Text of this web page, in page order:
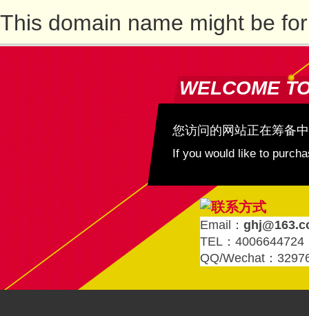
This domain name might be
WELCOME
您访问的网站正在筹备
If you would like to
Email：
TEL：4006644724
QQ/Wechat：